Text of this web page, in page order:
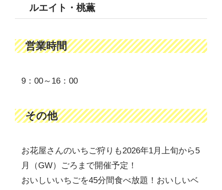
ルエイト・桃薫
営業時間
9：00～16：00
その他
お花屋さんのいちご狩りも2026年1月上旬から5
月（GW）ごろまで開催予定！
おいしいいちごを45分間食べ放題！おいしいベ